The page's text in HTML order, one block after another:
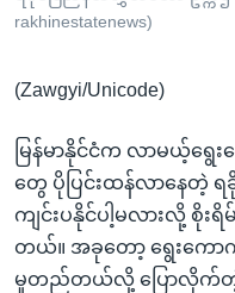
ရန်
ရန်
ကျော်
ရန်
rakhinestatenews)
(Zawgyi/Unicode)
မြန်မာနိုင်ငံက လာမယ့်ရွ
တွေ ပိုပြင်းထန်လာနေတဲ့ ရခို
ကျင်းပနိုင်ပါ့မလားလို့ စိုး
တယ်။ အခုတော့ ရွေးကော
မူတည်တယ်လို့ ပြောလိုက်တဲ့အ